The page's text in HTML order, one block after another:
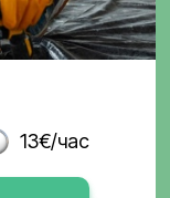
13€/час